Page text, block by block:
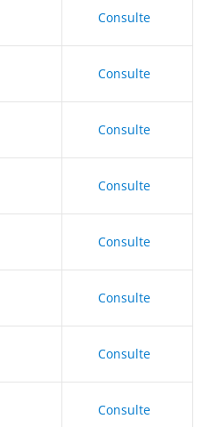
Consulte
Consulte
Consulte
Consulte
Consulte
Consulte
Consulte
Consulte